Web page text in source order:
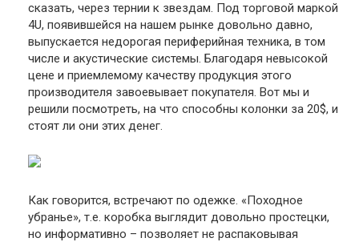
сказать, через тернии к звездам. Под торговой маркой
4U, появившейся на нашем рынке довольно давно,
выпускается недорогая периферийная техника, в том
числе и акустические системы. Благодаря невысокой
цене и приемлемому качеству продукция этого
производителя завоевывает покупателя. Вот мы и
решили посмотреть, на что способны колонки за 20$, и
стоят ли они этих денег.
Как говорится, встречают по одежке. «Походное
убранье», т.е. коробка выглядит довольно простецки,
но информативно – позволяет не распаковывая